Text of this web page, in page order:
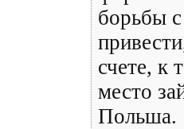
борьбы
счете, к
место
Польша.